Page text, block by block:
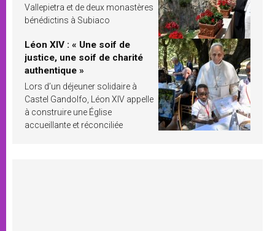
Vallepietra et de deux monastères
bénédictins à Subiaco
Léon XIV : « Une soif de
justice, une soif de charité
authentique »
Lors d’un déjeuner solidaire à
Castel Gandolfo, Léon XIV appelle
à construire une Église
accueillante et réconciliée